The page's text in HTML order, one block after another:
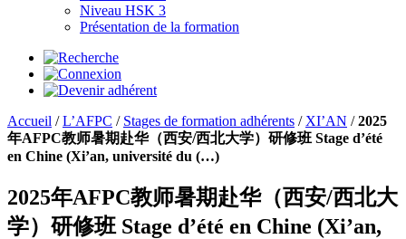
Niveau HSK 3
Présentation de la formation
Accueil /L’AFPC / Stages de formation adhérents / XI’AN /2025
年AFPC教师暑期赴华（西安/西北大学）研修班 Stage d’été
en Chine (Xi’an, université du (…)
2025年AFPC教师暑期赴华（西安/西北大
学）研修班 Stage d’été en Chine (Xi’an,